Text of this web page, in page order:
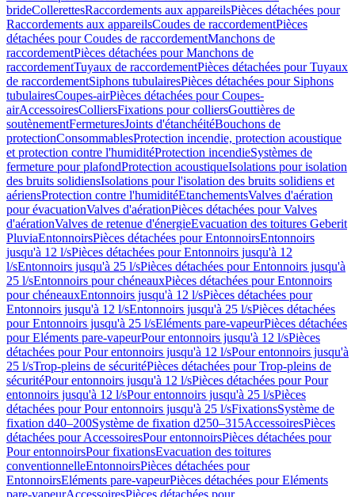
brideCollerettesRaccordements aux appareilsPièces détachées pour
Raccordements aux appareilsCoudes de raccordementPièces
détachées pour Coudes de raccordementManchons de
raccordementPièces détachées pour Manchons de
raccordementTuyaux de raccordementPièces détachées pour Tuyaux
de raccordementSiphons tubulairesPièces détachées pour Siphons
tubulairesCoupes-airPièces détachées pour Coupes-
airAccessoiresColliersFixations pour colliersGouttières de
soutènementFermeturesJoints d'étanchéitéBouchons de
protectionConsommablesProtection incendie, protection acoustique
et protection contre l'humiditéProtection incendieSystèmes de
fermeture pour plafondProtection acoustiqueIsolations pour isolation
des bruits solidiensIsolations pour l'isolation des bruits solidiens et
aériensProtection contre l'humiditéEtanchementsValves d'aération
pour évacuationValves d'aérationPièces détachées pour Valves
d'aérationValves de retenue d'énergieEvacuation des toitures Geberit
PluviaEntonnoirsPièces détachées pour EntonnoirsEntonnoirs
jusqu'à 12 l/sPièces détachées pour Entonnoirs jusqu'à 12
l/sEntonnoirs jusqu'à 25 l/sPièces détachées pour Entonnoirs jusqu'à
25 l/sEntonnoirs pour chéneauxPièces détachées pour Entonnoirs
pour chéneauxEntonnoirs jusqu'à 12 l/sPièces détachées pour
Entonnoirs jusqu'à 12 l/sEntonnoirs jusqu'à 25 l/sPièces détachées
pour Entonnoirs jusqu'à 25 l/sEléments pare-vapeurPièces détachées
pour Eléments pare-vapeurPour entonnoirs jusqu'à 12 l/sPièces
détachées pour Pour entonnoirs jusqu'à 12 l/sPour entonnoirs jusqu'à
25 l/sTrop-pleins de sécuritéPièces détachées pour Trop-pleins de
sécuritéPour entonnoirs jusqu'à 12 l/sPièces détachées pour Pour
entonnoirs jusqu'à 12 l/sPour entonnoirs jusqu'à 25 l/sPièces
détachées pour Pour entonnoirs jusqu'à 25 l/sFixationsSystème de
fixation d40–200Système de fixation d250–315AccessoiresPièces
détachées pour AccessoiresPour entonnoirsPièces détachées pour
Pour entonnoirsPour fixationsEvacuation des toitures
conventionnelleEntonnoirsPièces détachées pour
EntonnoirsEléments pare-vapeurPièces détachées pour Eléments
pare-vapeurAccessoiresPièces détachées pour